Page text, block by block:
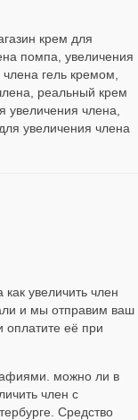
крем для
помпа, увеличения
гель кремом,
реальный крем
увеличения члена,
увеличения члена
увеличить член
и мы отправим ваш
оплатите её при
можно ли в
член с
Средство